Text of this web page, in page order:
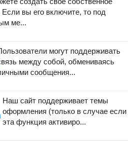
вы его включите, то под
ме...
могут поддерживать
между собой, обмениваясь
сообщения...
Наш сайт поддерживает темы
оформления (только в случае если
эта функция активиро...